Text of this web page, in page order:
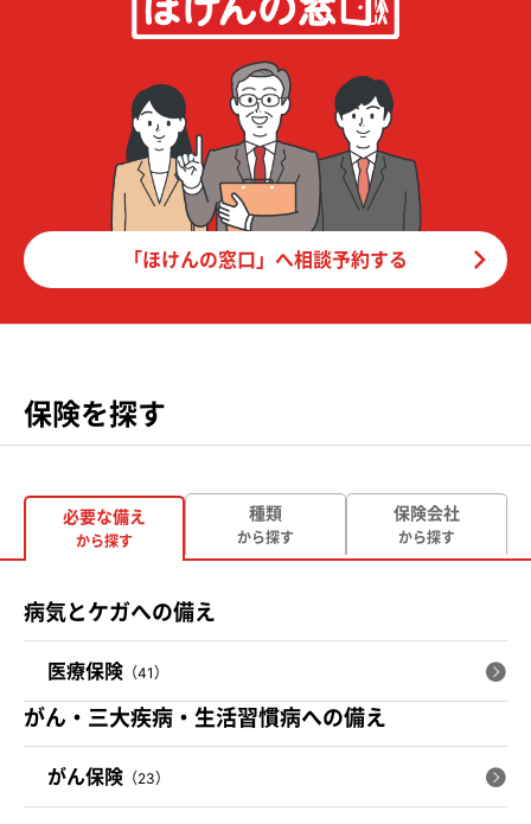
「ほけんの窓口」へ相談予約する
保険を探す
必要な備え
から探す
種類
から探す
保険会社
から探す
病気とケガへの備え
医療保険 （41）
がん・三大疾病・生活習慣病への備え
がん保険 （23）